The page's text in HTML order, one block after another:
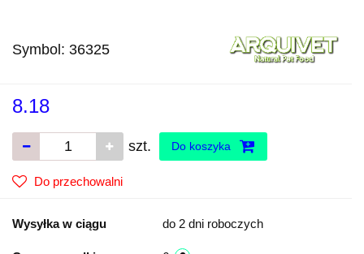
Symbol: 36325
8.18
szt. Do koszyka
Do przechowalni
Wysyłka w ciągu do 2 dni roboczych